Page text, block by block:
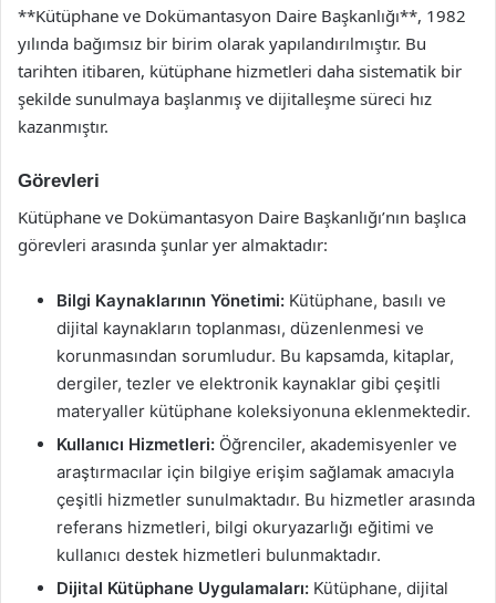
**Kütüphane ve Dokümantasyon Daire Başkanlığı**, 1982
yılında bağımsız bir birim olarak yapılandırılmıştır. Bu
tarihten itibaren, kütüphane hizmetleri daha sistematik bir
şekilde sunulmaya başlanmış ve dijitalleşme süreci hız
kazanmıştır.
Görevleri
Kütüphane ve Dokümantasyon Daire Başkanlığı’nın başlıca
görevleri arasında şunlar yer almaktadır:
Bilgi Kaynaklarının Yönetimi: Kütüphane, basılı ve
dijital kaynakların toplanması, düzenlenmesi ve
korunmasından sorumludur. Bu kapsamda, kitaplar,
dergiler, tezler ve elektronik kaynaklar gibi çeşitli
materyaller kütüphane koleksiyonuna eklenmektedir.
Kullanıcı Hizmetleri: Öğrenciler, akademisyenler ve
araştırmacılar için bilgiye erişim sağlamak amacıyla
çeşitli hizmetler sunulmaktadır. Bu hizmetler arasında
referans hizmetleri, bilgi okuryazarlığı eğitimi ve
kullanıcı destek hizmetleri bulunmaktadır.
Dijital Kütüphane Uygulamaları: Kütüphane, dijital